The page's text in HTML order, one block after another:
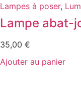
Lampes à poser,
Lampe abat-
35,00 €
Ajouter au panier